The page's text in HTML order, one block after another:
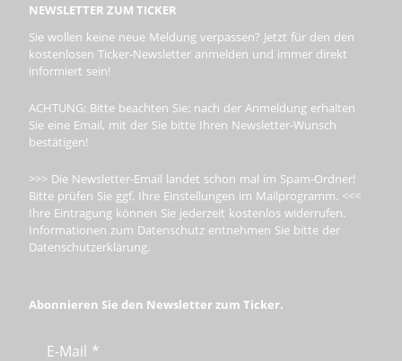
NEWSLETTER ZUM TICKER
Sie wollen keine neue Meldung verpassen? Jetzt für den den
kostenlosen Ticker-Newsletter anmelden und immer direkt
informiert sein!
ACHTUNG: Bitte beachten Sie: nach der Anmeldung erhalten
Sie eine Email, mit der Sie bitte Ihren Newsletter-Wunsch
bestätigen!
>>> Die Newsletter-Email landet schon mal im Spam-Ordner!
Bitte prüfen Sie ggf. Ihre Einstellungen im Mailprogramm. <<<
Ihre Eintragung können Sie jederzeit kostenlos widerrufen.
Informationen zum Datenschutz entnehmen Sie bitte der
Datenschutzerklärung.
Abonnieren Sie den Newsletter zum Ticker.
E-Mail *